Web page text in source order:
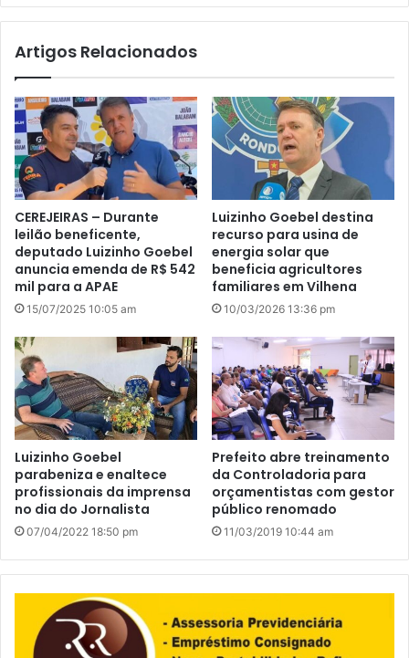
te
Artigos Relacionados
CEREJEIRAS – Durante
leilão beneficente,
deputado Luizinho Goebel
anuncia emenda de R$ 542
mil para a APAE
15/07/2025 10:05 am
Luizinho Goebel destina
recurso para usina de
energia solar que
beneficia agricultores
familiares em Vilhena
10/03/2026 13:36 pm
Luizinho Goebel
parabeniza e enaltece
profissionais da imprensa
no dia do Jornalista
07/04/2022 18:50 pm
Prefeito abre treinamento
da Controladoria para
orçamentistas com gestor
público renomado
11/03/2019 10:44 am